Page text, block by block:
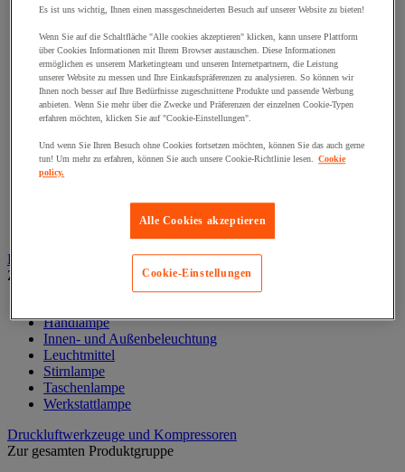
Nieten und Klammern
Nivellierungsfuß
Scharniere
Schließknopf und abschließbarer Griff
Schraube
Schraubstange
Spitzen, Nägel und Heftklammern
Tür-, Fenster- und Möbelgriff
Türbänder und-Türangeln
Unterlegscheiben
Zubehör für Türen, Fenster und Tore
Beleuchtung
Zur gesamten Produktgruppe
Handlampe
Innen- und Außenbeleuchtung
Leuchtmittel
Stirnlampe
Taschenlampe
Werkstattlampe
Druckluftwerkzeuge und Kompressoren
Zur gesamten Produktgruppe
Es ist uns wichtig, Ihnen einen massgeschneiderten Besuch auf unserer Website zu bieten!
Wenn Sie auf die Schaltfläche "Alle cookies akzeptieren" klicken, kann unsere Plattform
über Cookies Informationen mit Ihrem Browser austauschen. Diese Informationen
ermöglichen es unserem Marketingteam und unseren Internetpartnern, die Leistung
unserer Website zu messen und Ihre Einkaufspräferenzen zu analysieren. So können wir
Ihnen noch besser auf Ihre Bedürfnisse zugeschnittene Produkte und passende Werbung
anbieten. Wenn Sie mehr über die Zwecke und Präferenzen der einzelnen Cookie-Typen
erfahren möchten, klicken Sie auf "Cookie-Einstellungen".
Und wenn Sie Ihren Besuch ohne Cookies fortsetzen möchten, können Sie das auch gerne
tun! Um mehr zu erfahren, können Sie auch unsere Cookie-Richtlinie lesen.
Cookie
policy.
Alle Cookies akzeptieren
Cookie-Einstellungen